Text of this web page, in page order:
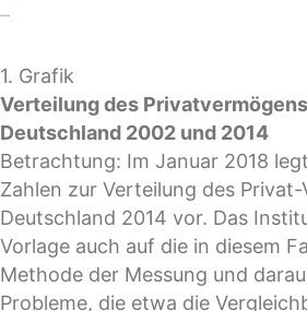
–
1. Grafik
Verteilung des
Deutschland 2002 und 2014
Betrachtung: Im Januar 2018
Zahlen zur Verteilung des Privat-
Deutschland 2014 vor. Das
Vorlage auch auf die in diesem
Methode der Messung und
Probleme, die etwa die